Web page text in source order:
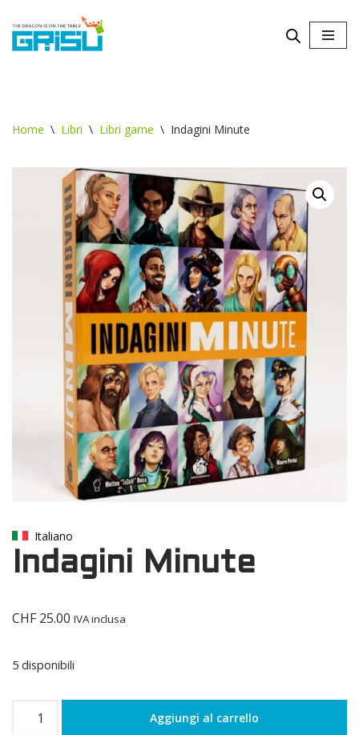
Vai
Home \ Libri \ Libri game \ Indagini Minute
Italiano
Indagini Minute
CHF25.00 IVA inclusa
5 disponibili
Aggiungi al carrello